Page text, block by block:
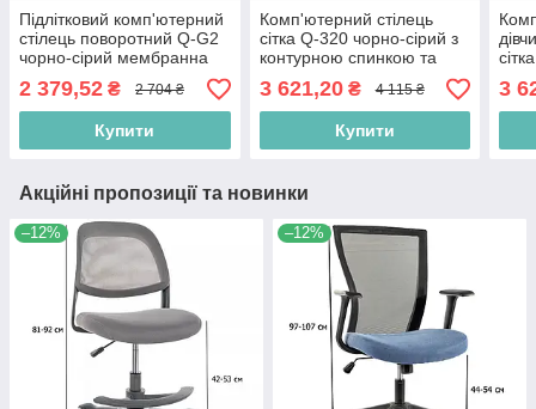
Підлітковий комп'ютерний
стілець поворотний Q-G2
чорно-сірий мембранна
тканина
2 379,52 ₴ 2 704 ₴
Купити
Комп'ютерний стілець
сітка Q-320 чорно-сірий з
контурною спинкою та
підлокітниками для
школяра
3 621,20₴ 4 115 ₴
Купити
3
Акційні пропозиції та новинки
–12% –12%